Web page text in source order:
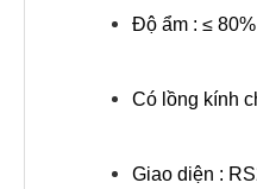
Độ ẩm : ≤ 80%
Có lồng kính
Giao diện :